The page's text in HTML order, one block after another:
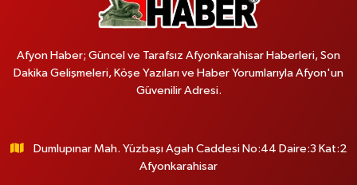
Afyon Haber; Güncel ve Tarafsız Afyonkarahisar Haberleri, Son
Dakika Gelişmeleri, Köşe Yazıları ve Haber Yorumlarıyla Afyon'un
Güvenilir Adresi.
Dumlupınar Mah. Yüzbaşı Agah Caddesi No:44 Daire:3 Kat:2
Afyonkarahisar